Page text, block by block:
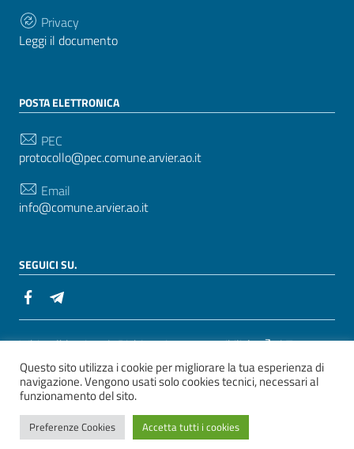
Privacy
Leggi il documento
POSTA ELETTRONICA
PEC
protocollo@pec.comune.arvier.ao.it
Email
info@comune.arvier.ao.it
SEGUICI SU.
Sezione Link Utili
Whistelblowing | Dichiarazione accessibilità
| Tema
grafico ItaliaWP2 | Basato sul Prototipo per siti PA di
AgID
ver. 2
Questo sito utilizza i cookie per migliorare la tua esperienza di
navigazione. Vengono usati solo cookies tecnici, necessari al
funzionamento del sito.
Preferenze Cookies Accetta tutti i cookies